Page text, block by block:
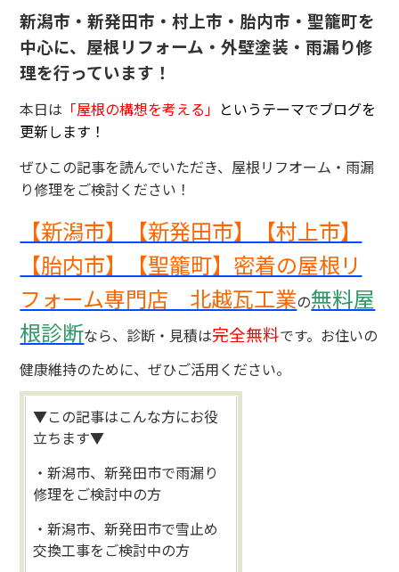
新潟市・新発田市・村上市・胎内市・聖籠町を
中心に、屋根リフォーム・外壁塗装・雨漏り修
理を行っています！
本日は 「屋根の構想を考える」 というテーマでブログを
更新します！
ぜひこの記事を読んでいただき、屋根リフオーム・雨漏
り修理をご検討ください！
【新潟市】【新発田市】【村上市】
【胎内市】【聖籠町】密着の屋根リ
フォーム専門店 北越瓦工業の無料屋
根診断なら、診断・見積は完全無料です。お住いの
健康維持のために、ぜひご活用ください。
▼この記事はこんな方にお役
立ちます▼
・新潟市、新発田市で雨漏り
修理をご検討中の方
・新潟市、新発田市で雪止め
交換工事をご検討中の方